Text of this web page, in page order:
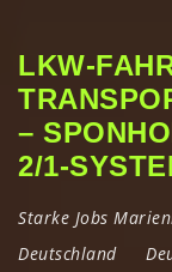
LKW-
–
2/1-
Starke Jobs
Deutschland